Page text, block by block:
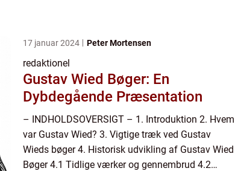
17 januar 2024 Peter Mortensen
redaktionel
Gustav Wied Bøger: En
Dybdegående Præsentation
– INDHOLDSOVERSIGT – 1. Introduktion 2. Hvem
var Gustav Wied? 3. Vigtige træk ved Gustav
Wieds bøger 4. Historisk udvikling af Gustav Wied
Bøger 4.1 Tidlige værker og gennembrud 4.2